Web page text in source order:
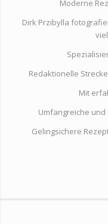
Moderne
Dirk Przibylla
Redaktionelle
Mit
Umfangreiche
Gelingsichere